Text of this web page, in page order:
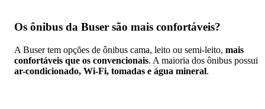
Os ônibus da Buser são mais confortáveis?
A Buser tem opções de ônibus cama, leito ou semi-leito, mais
confortáveis que os convencionais. A maioria dos ônibus possui
ar-condicionado, Wi-Fi, tomadas e água mineral.